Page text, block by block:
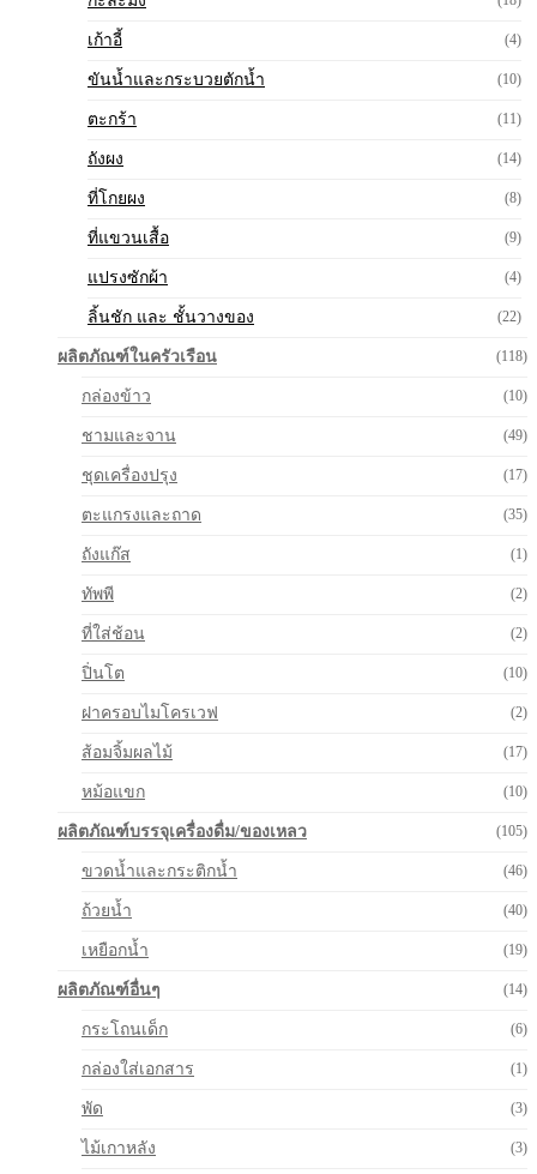
เก้าอี้ (4)
ขันน้ำและกระบวยตักน้ำ (10)
ตะกร้า (11)
ถังผง (14)
ที่โกยผง (8)
ที่แขวนเสื้อ (9)
แปรงซักผ้า (4)
ลิ้นชัก และ ชั้นวางของ (22)
ผลิตภัณฑ์ในครัวเรือน (118)
กล่องข้าว (10)
ชามและจาน (49)
ชุดเครื่องปรุง (17)
ตะแกรงและถาด (35)
ถังแก๊ส (1)
ทัพพี (2)
ที่ใส่ช้อน (2)
ปิ่นโต (10)
ฝาครอบไมโครเวฟ (2)
ส้อมจิ้มผลไม้ (17)
หม้อแขก (10)
ผลิตภัณฑ์บรรจุเครื่องดื่ม/ของเหลว (105)
ขวดน้ำและกระติกน้ำ (46)
ถ้วยน้ำ (40)
เหยือกน้ำ (19)
ผลิตภัณฑ์อื่นๆ (14)
กระโถนเด็ก (6)
กล่องใส่เอกสาร (1)
พัด (3)
ไม้เกาหลัง (3)